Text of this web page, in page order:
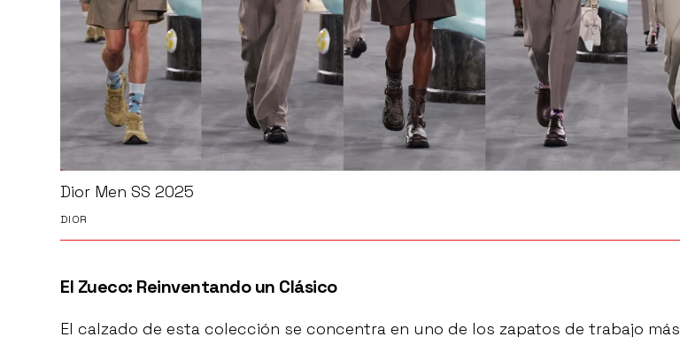
Dior Men SS 2025
DIOR
El Zueco: Reinventando un Clásico
El calzado de esta colección se concentra en uno de los zapatos de trabajo más